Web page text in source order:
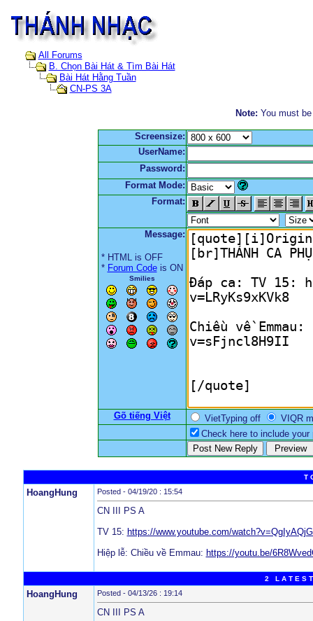
All Forums
B. Chọn Bài Hát & Tìm Bài Hát
Bài Hát Hằng Tuần
CN-PS 3A
Note: You must
Screensize:
UserName:
Password:
Format Mode:
Format:
Message:
* HTML is OFF
* Forum Codeis ON
Smilies
Gõ tiếng Việt VietTyping off
VIQR
Check here to include your
T
HoangHung Posted - 04/19/20 : 15:54
CN III PS A
TV 15: https://www.youtube.com/
Hiệp lễ: Chiều về Emmau: https://youtu.be/
2 L A T E S
HoangHung Posted - 04/13/26 : 19:14
CN III PS A